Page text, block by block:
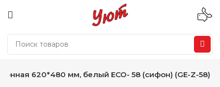
620*480 мм, белый ЕСО- 58 (сифон) (GE-Z-58)